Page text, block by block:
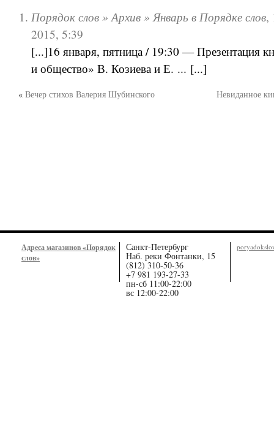
Порядок слов » Архив » Январь в Порядке слов,
2015, 5:39
[...]16 января, пятница / 19:30 — Презентация
и общество» В. Козиева и Е. ... [...]
« Вечер стихов Валерия Шубинского Невиданное
Адреса магазинов «Порядок
слов»
Санкт-Петербург
Наб. реки Фонтанки, 15
(812) 310-50-36
+7 981 193-27-33
пн-сб 11:00-22:00
вс 12:00-22:00